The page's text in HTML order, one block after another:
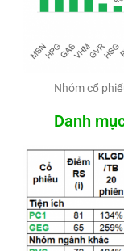
Nhóm cổ
Danh